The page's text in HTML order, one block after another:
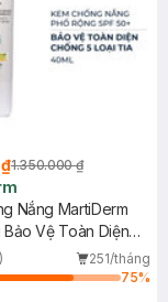
1.350.000 ₫
Nắng MartiDerm
Bảo Vệ Toàn Diện
251/tháng
75%